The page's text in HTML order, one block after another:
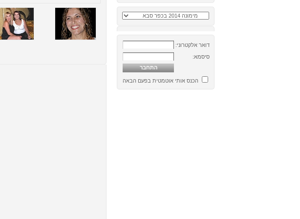
דואר אלקטרוני:
סיסמא:
הכנס אותי אוטמטית בפעם הבאה